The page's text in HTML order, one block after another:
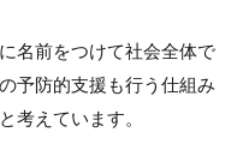
名前をつけて社会全体で
予防的支援も行う仕組み
考えています。